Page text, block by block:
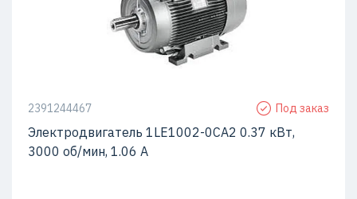
2391244467 Под заказ
Электродвигатель 1LE1002-0CA2 0.37 кВт,
3000 об/мин, 1.06 A